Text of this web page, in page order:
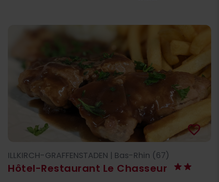
Hôtel-Restaurant Le Chasseur
favorite_border
ILLKIRCH-GRAFFENSTADEN | Bas-Rhin (67)